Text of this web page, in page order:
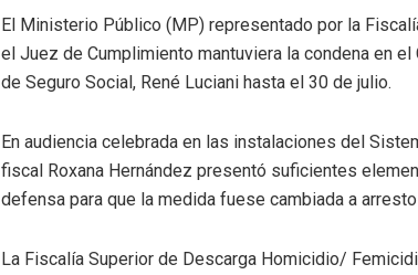
El Ministerio Público (MP) representado por la
el Juez de Cumplimiento mantuviera la condena en
de Seguro Social, René Luciani hasta el 30 de julio.
En audiencia celebrada en las instalaciones del
fiscal Roxana Hernández presentó suficientes
defensa para que la medida fuese cambiada a
La Fiscalía Superior de Descarga Homicidio/